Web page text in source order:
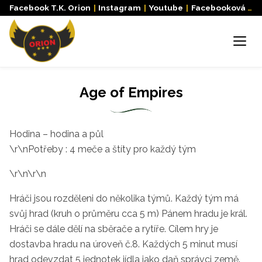
Facebook T.K. Orion | Instagram | Youtube | Facebooková skupina
Menu
Age of Empires
Hodina – hodina a půl
\r\nPotřeby : 4 meče a štíty pro každý tým
\r\n\r\n
Hráči jsou rozděleni do několika týmů. Každý tým má
svůj hrad (kruh o průměru cca 5 m) Pánem hradu je král.
Hráči se dále dělí na sběrače a rytíře. Cílem hry je
dostavba hradu na úroveň č.8. Každých 5 minut musí
hrad odevzdat 5 jednotek jídla jako daň správci země.